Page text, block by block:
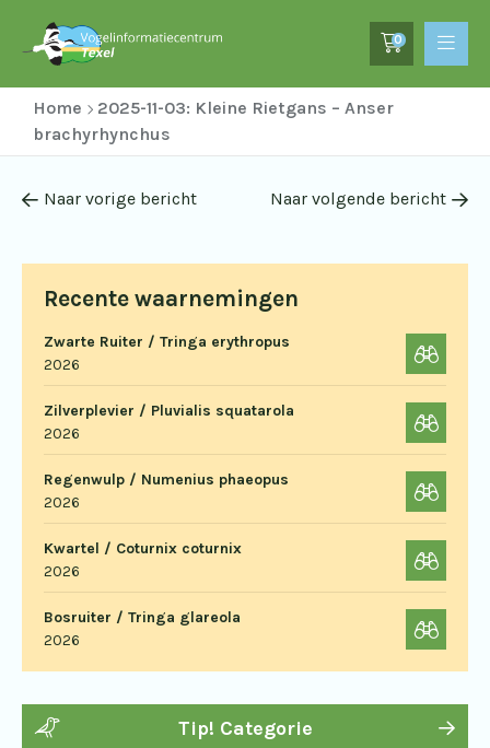
0
Home
2025-11-03: Kleine Rietgans – Anser
brachyrhynchus
Recente waarnemingen
Zwarte Ruiter / Tringa erythropus
2026
Zilverplevier / Pluvialis squatarola
2026
Regenwulp / Numenius phaeopus
2026
Kwartel / Coturnix coturnix
2026
Bosruiter / Tringa glareola
2026
Tip! Categorie
Naar vorige bericht Naar volgende bericht